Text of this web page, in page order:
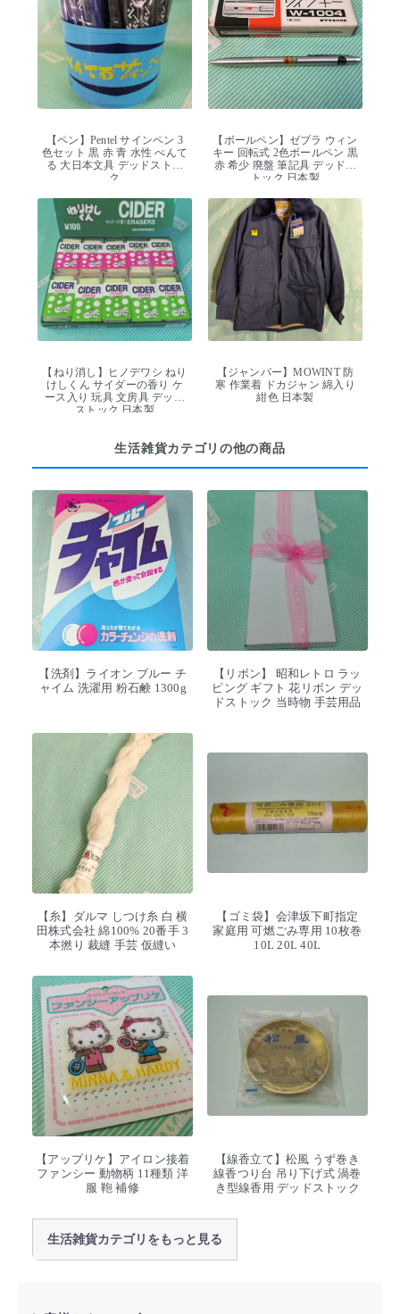
【ペン】Pentel サインペン 3
色セット 黒 赤 青 水性 ぺんて
る 大日本文具 デッドストッ
ク
【ボールペン】ゼブラ ウィン
キー 回転式 2色ボールペン 黒
赤 希少 廃盤 筆記具 デッドス
トック 日本製
【ねり消し】ヒノデワシ ねり
けしくん サイダーの香り ケ
ース入り 玩具 文房具 デッド
ストック 日本製
【ジャンパー】MOWINT 防
寒 作業着 ドカジャン 綿入り
紺色 日本製
生活雑貨カテゴリの他の商品
【洗剤】ライオン ブルー チ
ャイム 洗濯用 粉石鹸 1300g
【リボン】 昭和レトロ ラッ
ピング ギフト 花リボン デッ
ドストック 当時物 手芸用品
【糸】ダルマ しつけ糸 白 横
田株式会社 綿100% 20番手 3
本撚り 裁縫 手芸 仮縫い
【ゴミ袋】会津坂下町指定
家庭用 可燃ごみ専用 10枚巻
10L 20L 40L
【アップリケ】アイロン接着
ファンシー 動物柄 11種類 洋
服 鞄 補修
【線香立て】松風 うず巻き
線香つり台 吊り下げ式 渦巻
き型線香用 デッドストック
生活雑貨カテゴリをもっと見る